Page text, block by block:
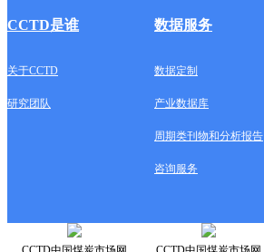
CCTD是谁 数据服务
关于CCTD 数据定制
研究团队 产业数据库
周期类刊物和分析报告
咨询服务